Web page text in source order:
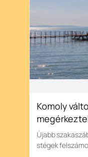
Komoly
Újabb
stégek